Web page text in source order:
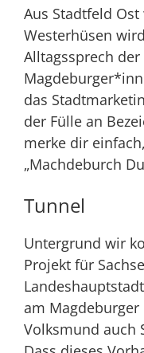
Aus Stadtfeld
Westerhüsen
Alltagssprech
das
der Fülle an
merke dir
„Machdeburch
Tunnel
Untergrund wir
Projekt für
am
Volksmund auch